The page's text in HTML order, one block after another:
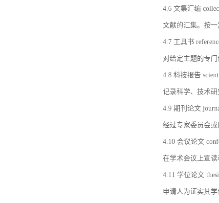
4.6 文集汇编
文献的汇集。按
4.7 工具书
对给定主题的专
4.8 科技报告
记录科学、技术
4.9 期刊论文
经过专家委员会
4.10 会议论文
在学术会议上宣
4.11 学位论文
申请人为证实其